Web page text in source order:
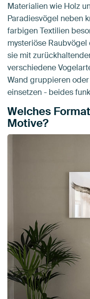
Materialien wie Holz
Paradiesvögel neben
farbigen Textilien
mysteriöse
sie mit
verschiedene
Wand gruppieren
einsetzen - beides
Welches
Motive?